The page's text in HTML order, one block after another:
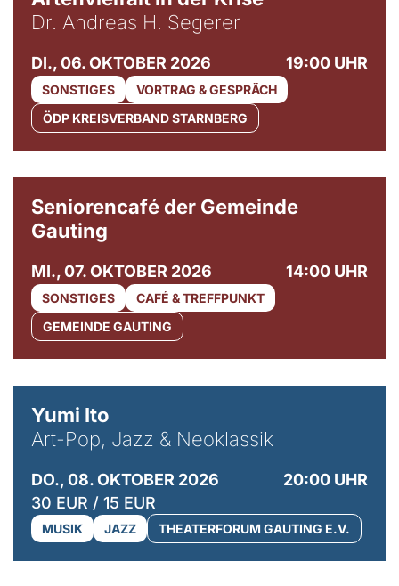
Dr. Andreas H. Segerer
DI., 06. OKTOBER 2026 19:00 UHR
SONSTIGES
VORTRAG & GESPRÄCH
ÖDP KREISVERBAND STARNBERG
Seniorencafé der Gemeinde
Gauting
MI., 07. OKTOBER 2026 14:00 UHR
SONSTIGES
CAFÉ & TREFFPUNKT
GEMEINDE GAUTING
Yumi Ito
Art-Pop, Jazz & Neoklassik
DO., 08. OKTOBER 2026
20:00 UHR
30 EUR / 15 EUR
MUSIK JAZZ THEATERFORUM GAUTING E.V.